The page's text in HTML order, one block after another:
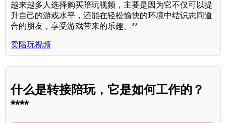
越来越多人选择购买陪玩视频，主要是因为它不仅可以提
升自己的游戏水平，还能在轻松愉快的环境中结识志同道
合的朋友，享受游戏带来的乐趣。**
卖陪玩视频
什么是转接陪玩，它是如何工作的？
****